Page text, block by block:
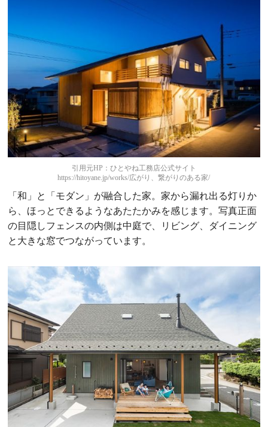
引用元HP：ひとやね工務店公式サイト
https://hitoyane.jp/works/広がり、繋がりのある家/
「和」と「モダン」が融合した家。家から漏れ出る灯りか
ら、ほっとできるようなあたたかみを感じます。写真正面
の目隠しフェンスの内側は中庭で、リビング、ダイニング
と大きな窓でつながっています。